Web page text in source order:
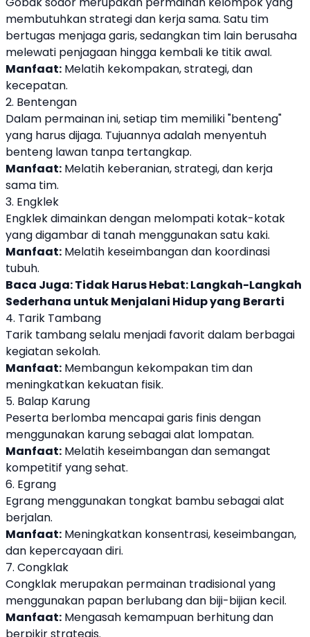
membutuhkan strategi dan kerja sama. Satu tim
bertugas menjaga garis, sedangkan tim lain berusaha
melewati penjagaan hingga kembali ke titik awal.
Manfaat: Melatih kekompakan, strategi, dan
kecepatan.
2. Bentengan
Dalam permainan ini, setiap tim memiliki "benteng"
yang harus dijaga. Tujuannya adalah menyentuh
benteng lawan tanpa tertangkap.
Manfaat: Melatih keberanian, strategi, dan kerja
sama tim.
3. Engklek
Engklek dimainkan dengan melompati kotak-kotak
yang digambar di tanah menggunakan satu kaki.
Manfaat: Melatih keseimbangan dan koordinasi
tubuh.
Baca Juga:Tidak Harus Hebat: Langkah-Langkah
Sederhana untuk Menjalani Hidup yang Berarti
4. Tarik Tambang
Tarik tambang selalu menjadi favorit dalam berbagai
kegiatan sekolah.
Manfaat: Membangun kekompakan tim dan
meningkatkan kekuatan fisik.
5. Balap Karung
Peserta berlomba mencapai garis finis dengan
menggunakan karung sebagai alat lompatan.
Manfaat: Melatih keseimbangan dan semangat
kompetitif yang sehat.
6. Egrang
Egrang menggunakan tongkat bambu sebagai alat
berjalan.
Manfaat: Meningkatkan konsentrasi, keseimbangan,
dan kepercayaan diri.
7. Congklak
Congklak merupakan permainan tradisional yang
menggunakan papan berlubang dan biji-bijian kecil.
Manfaat: Mengasah kemampuan berhitung dan